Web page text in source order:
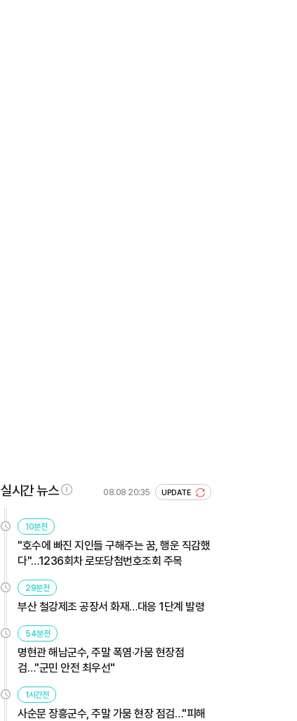
실시간 뉴스 08.08 20:35 UPDATE
10분전
"호수에 빠진 지인들 구해주는 꿈, 행운 직감했
다"…1236회차 로또당첨번호조회 주목
29분전
부산 철강제조 공장서 화재…대응 1단계 발령
54분전
명현관 해남군수, 주말 폭염·가뭄 현장점
검…"군민 안전 최우선"
1시간전
사순문 장흥군수, 주말 가뭄 현장 점검…"피해